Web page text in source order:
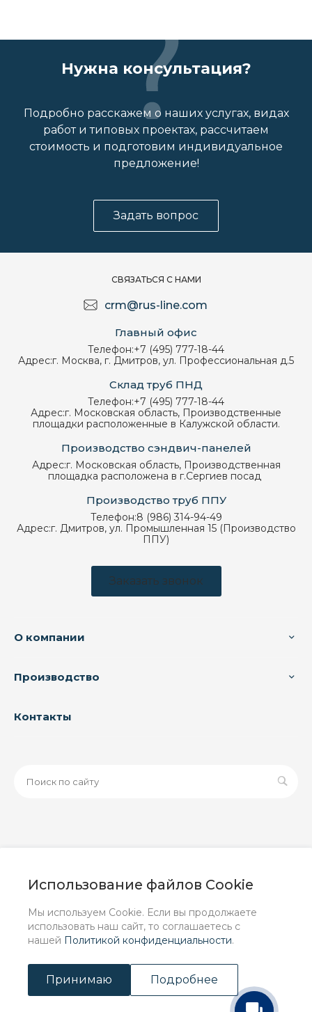
Использование файлов Cookie
Мы используем Cookie. Если вы продолжаете
использовать наш сайт, то соглашаетесь с
нашей Политикой конфиденциальности.
Принимаю Подробнее
Нужна консультация?
Подробно расскажем о наших услугах, видах
работ и типовых проектах, рассчитаем
стоимость и подготовим индивидуальное
предложение!
Задать вопрос
СВЯЗАТЬСЯ С НАМИ
crm@rus-line.com
Главный офис
Телефон:+7 (495) 777-18-44
Адрес:г. Москва, г. Дмитров, ул. Профессиональная д.5
Склад труб ПНД
Телефон:+7 (495) 777-18-44
Адрес:г. Московская область, Производственные
площадки расположенные в Калужской области.
Производство сэндвич-панелей
Адрес:г. Московская область, Производственная
площадка расположена в г.Сергиев посад
Производство труб ППУ
Телефон:8 (986) 314-94-49
Адрес:г. Дмитров, ул. Промышленная 15 (Производство
ППУ)
Заказать звонок
О компании
Производство
Контакты
информационный характер и ни при каких условиях не
положениями Статьи 437 (2) ГК РФ.